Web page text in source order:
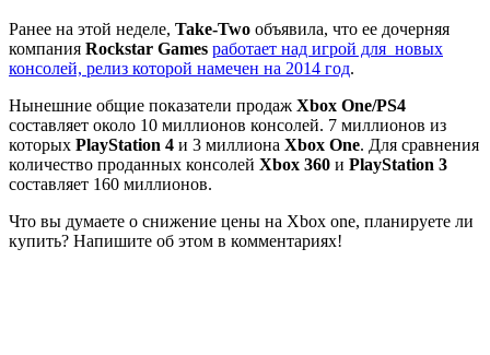
Ранее на этой неделе, Take-Two объявила, что ее дочерняя
компания Rockstar Games работает над игрой для новых
консолей, релиз которой намечен на 2014 год.
Нынешние общие показатели продаж Xbox One/PS4
составляет около 10 миллионов консолей. 7 миллионов из
которых PlayStation 4 и 3 миллиона Xbox One. Для сравнения
количество проданных консолей Xbox 360 и PlayStation 3
составляет 160 миллионов.
Что вы думаете о снижение цены на Xbox one, планируете ли
купить? Напишите об этом в комментариях!